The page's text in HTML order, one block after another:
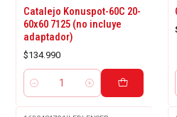
Catalejo Konuspot-60C 20-
60x60 7125 (no incluye
adaptador)
$134.990
Cantidad